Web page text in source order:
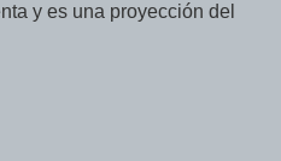
y es una proyección del